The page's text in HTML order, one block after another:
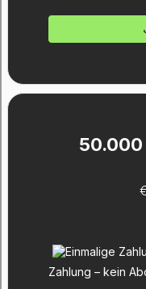
50.000
Zahlung – kein